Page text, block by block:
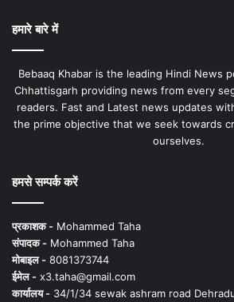
हमारे बारे में
Bebaaq Khabar is the leading Hindi News
Chhattisgarh providing news from every
readers. Fast and Latest news updates
the prime objective that we seek towards
ourselves.
हमसे सम्पर्क करें
प्रकाशक - Mohammed Taha
संपादक - Mohammed Taha
मोबाइल - 8081373744
ईमेल - x3.taha@gmail.com
कार्यालय - 34/1/34 sewak ashram road